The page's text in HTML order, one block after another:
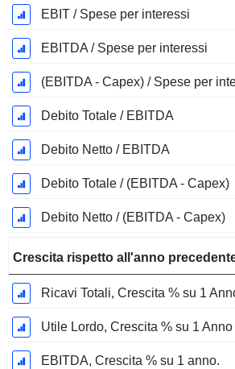
EBIT / Spese per interessi
EBITDA / Spese per interessi
(EBITDA - Capex) / Spese per
Debito Totale / EBITDA
Debito Netto / EBITDA
Debito Totale / (EBITDA - Capex)
Debito Netto / (EBITDA - Capex)
Crescita rispetto all'anno
Ricavi Totali, Crescita % su 1
Utile Lordo, Crescita % su 1 Anno
EBITDA, Crescita % su 1 anno.